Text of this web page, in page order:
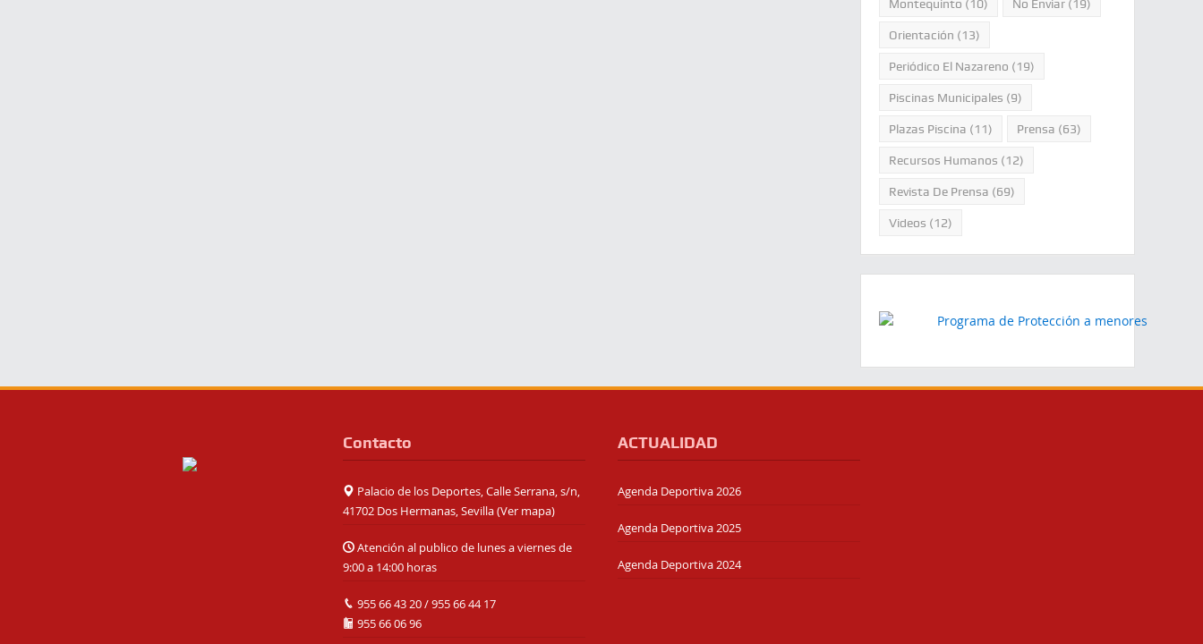
Montequinto (10) No Enviar(19)
Orientación (13)
Periódico El Nazareno (19)
Piscinas Municipales (9)
Plazas Piscina (11) Prensa (63)
Recursos Humanos (12)
Revista De Prensa (69)
Videos (12)
Contacto
Palacio de los Deportes, Calle Serrana, s/n,
41702 Dos Hermanas, Sevilla (Ver mapa)
Atención al publico de lunes a viernes de
9:00 a 14:00 horas
955 66 43 20/955 66 44 17
955 66 06 96
ACTUALIDAD
Agenda Deportiva 2026
Agenda Deportiva 2025
Agenda Deportiva 2024